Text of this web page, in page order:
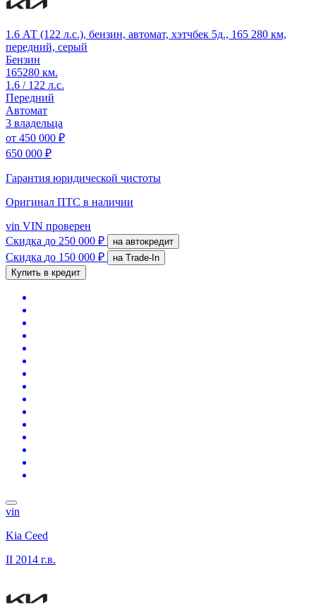
1.6 АТ (122 л.с.), бензин, автомат, хэтчбек 5д., 165 280 км,
передний, серый
Бензин
165280 км.
1.6 / 122 л.с.
Передний
Автомат
3 владельца
от 450 000 ₽
650 000 ₽
Гарантия юридической чистоты
Оригинал ПТС в наличии
vin VIN проверен
Скидка до 250 000 ₽ на автокредит
Скидка до 150 000 ₽
на Trade-In
Купить в кредит
vin
Kia Ceed
II 2014 г.в.